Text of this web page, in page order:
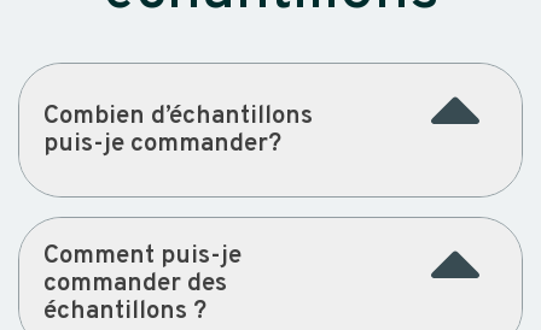
Combien d’échantillons
puis-je commander?
Comment puis-je
commander des
échantillons ?